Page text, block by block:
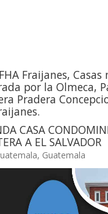
Fraijanes, Casas
por la Olmeca,
Pradera
CASA
A EL SALVADOR
Guatemala